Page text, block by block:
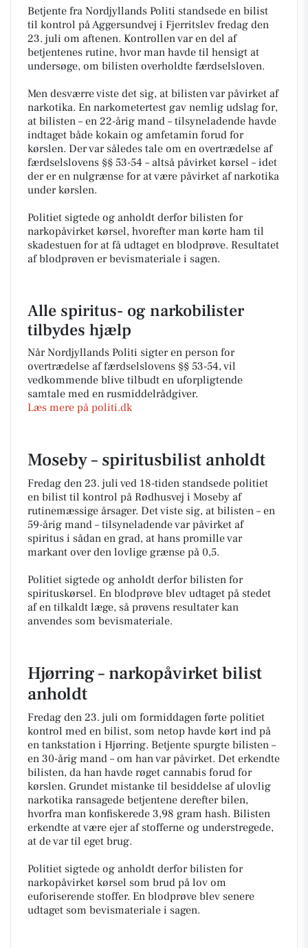
Betjente fra Nordjyllands Politi standsede en bilist
til kontrol på Aggersundvej i Fjerritslev fredag den
23. juli om aftenen. Kontrollen var en del af
betjentenes rutine, hvor man havde til hensigt at
undersøge, om bilisten overholdte færdselsloven.
Men desværre viste det sig, at bilisten var påvirket af
narkotika. En narkometertest gav nemlig udslag for,
at bilisten – en 22-årig mand – tilsyneladende havde
indtaget både kokain og amfetamin forud for
kørslen. Der var således tale om en overtrædelse af
færdselslovens §§ 53-54 – altså påvirket kørsel – idet
der er en nulgrænse for at være påvirket af narkotika
under kørslen.
Politiet sigtede og anholdt derfor bilisten for
narkopåvirket kørsel, hvorefter man kørte ham til
skadestuen for at få udtaget en blodprøve. Resultatet
af blodprøven er bevismateriale i sagen.
Alle spiritus- og narkobilister
tilbydes hjælp
Når Nordjyllands Politi sigter en person for
overtrædelse af færdselslovens §§ 53-54, vil
vedkommende blive tilbudt en uforpligtende
samtale med en rusmiddelrådgiver.
Læs mere på politi.dk
Moseby – spiritusbilist anholdt
Fredag den 23. juli ved 18-tiden standsede politiet
en bilist til kontrol på Rødhusvej i Moseby af
rutinemæssige årsager. Det viste sig, at bilisten – en
59-årig mand – tilsyneladende var påvirket af
spiritus i sådan en grad, at hans promille var
markant over den lovlige grænse på 0,5.
Politiet sigtede og anholdt derfor bilisten for
spirituskørsel. En blodprøve blev udtaget på stedet
af en tilkaldt læge, så prøvens resultater kan
anvendes som bevismateriale.
Hjørring – narkopåvirket bilist
anholdt
Fredag den 23. juli om formiddagen førte politiet
kontrol med en bilist, som netop havde kørt ind på
en tankstation i Hjørring. Betjente spurgte bilisten –
en 30-årig mand – om han var påvirket. Det erkendte
bilisten, da han havde røget cannabis forud for
kørslen. Grundet mistanke til besiddelse af ulovlig
narkotika ransagede betjentene derefter bilen,
hvorfra man konfiskerede 3,98 gram hash. Bilisten
erkendte at være ejer af stofferne og understregede,
at de var til eget brug.
Politiet sigtede og anholdt derfor bilisten for
narkopåvirket kørsel som brud på lov om
euforiserende stoffer. En blodprøve blev senere
udtaget som bevismateriale i sagen.